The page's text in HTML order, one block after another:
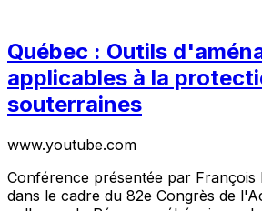
Québec : Outils
applicables à la
souterraines
www.youtube.com
Conférence présentée par François
dans le cadre du 82e Congrès de